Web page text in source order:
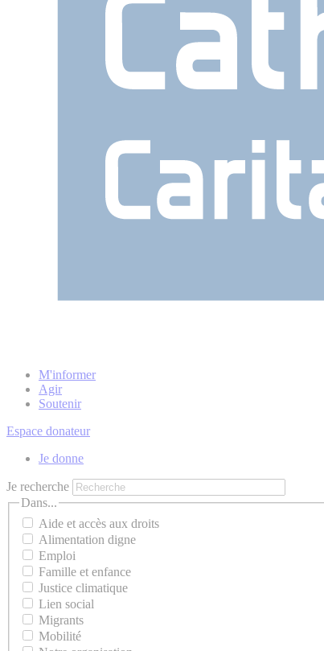
M'informer
Agir
Soutenir
Espace donateur
Je donne
Je recherche
Dans...
Aide et accès aux droits
Alimentation digne
Emploi
Famille et enfance
Justice climatique
Lien social
Migrants
Mobilité